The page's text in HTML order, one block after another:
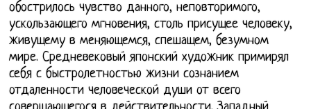
обострилось чувство данного, неповторимого,
ускользающего мгновения, столь присущее человеку,
живущему в меняющемся, спешащем, безумном
мире. Средневековый японский художник примирял
себя с быстролетностью жизни сознанием
отдаленности человеческой души от всего